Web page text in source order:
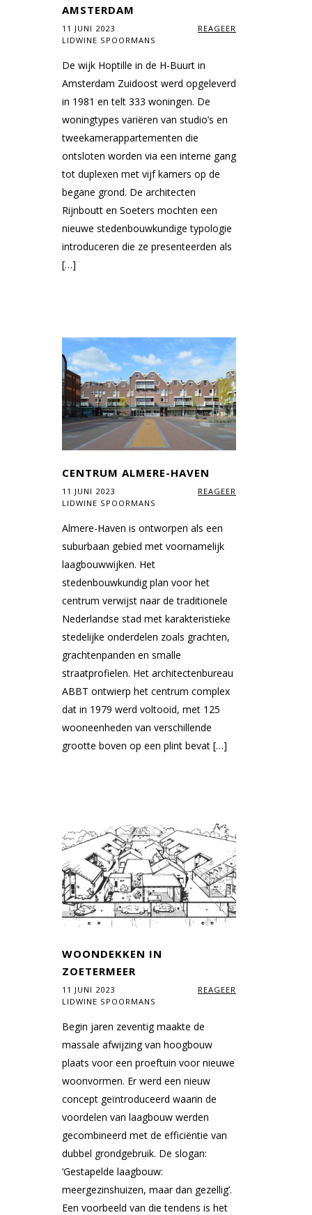
AMSTERDAM
11 JUNI 2023
REAGEER
LIDWINE SPOORMANS
De wijk Hoptille in de H-Buurt in
Amsterdam Zuidoost werd opgeleverd
in 1981 en telt 333 woningen. De
woningtypes variëren van studio’s en
tweekamerappartementen die
ontsloten worden via een interne gang
tot duplexen met vijf kamers op de
begane grond. De architecten
Rijnboutt en Soeters mochten een
nieuwe stedenbouwkundige typologie
introduceren die ze presenteerden als
[…]
CENTRUM ALMERE-HAVEN
11 JUNI 2023
REAGEER
LIDWINE SPOORMANS
Almere-Haven is ontworpen als een
suburbaan gebied met voornamelijk
laagbouwwijken. Het
stedenbouwkundig plan voor het
centrum verwijst naar de traditionele
Nederlandse stad met karakteristieke
stedelijke onderdelen zoals grachten,
grachtenpanden en smalle
straatprofielen. Het architectenbureau
ABBT ontwierp het centrum complex
dat in 1979 werd voltooid, met 125
wooneenheden van verschillende
grootte boven op een plint bevat […]
WOONDEKKEN IN
ZOETERMEER
11 JUNI 2023
REAGEER
LIDWINE SPOORMANS
Begin jaren zeventig maakte de
massale afwijzing van hoogbouw
plaats voor een proeftuin voor nieuwe
woonvormen. Er werd een nieuw
concept geïntroduceerd waarin de
voordelen van laagbouw werden
gecombineerd met de efficiëntie van
dubbel grondgebruik. De slogan:
‘Gestapelde laagbouw:
meergezinshuizen, maar dan gezellig’.
Een voorbeeld van die tendens is het